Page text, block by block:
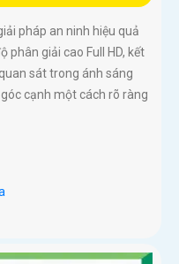
pháp an ninh hiệu quả
phân giải cao Full HD, kết
sát trong ánh sáng
cạnh một cách rõ ràng